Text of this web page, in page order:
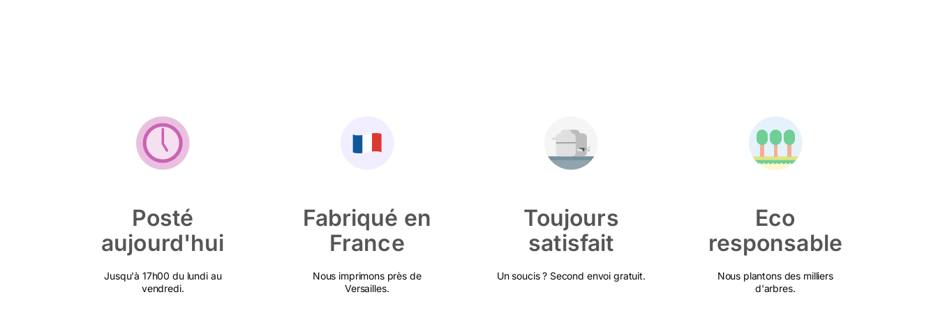
Posté
aujourd'hui
Jusqu'à 17h00 du lundi au
vendredi.
Fabriqué en
France
Nous imprimons près de
Versailles.
Toujours
satisfait
Un soucis ? Second envoi gratuit.
Eco
responsable
Nous plantons des milliers
d'arbres.